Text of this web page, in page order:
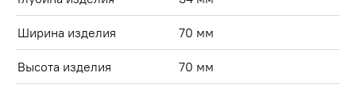
Ширина изделия 70 мм
Высота изделия 70 мм